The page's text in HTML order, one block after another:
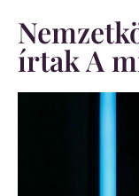
írtak A